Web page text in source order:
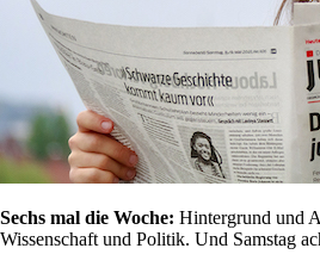
Sechs mal die Woche: Hintergrund und
Wissenschaft und Politik. Und Samstag